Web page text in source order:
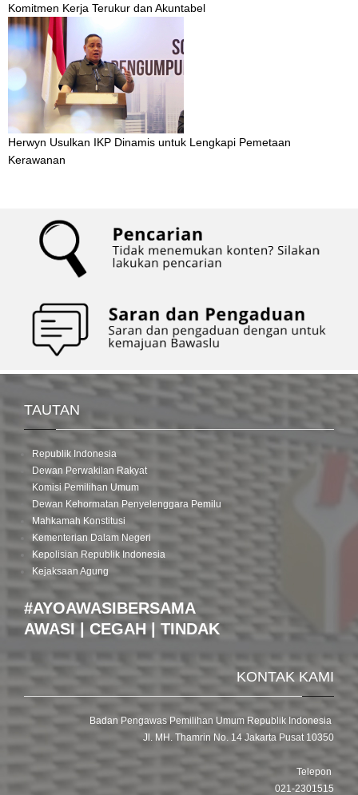
Komitmen Kerja Terukur dan Akuntabel
Herwyn Usulkan IKP Dinamis untuk Lengkapi Pemetaan
Kerawanan
TAUTAN
Republik Indonesia
Dewan Perwakilan Rakyat
Komisi Pemilihan Umum
Dewan Kehormatan Penyelenggara Pemilu
Mahkamah Konstitusi
Kementerian Dalam Negeri
Kepolisian Republik Indonesia
Kejaksaan Agung
#AYOAWASIBERSAMA
AWASI | CEGAH | TINDAK
KONTAK KAMI
Badan Pengawas Pemilihan Umum Republik Indonesia
Jl. MH. Thamrin No. 14 Jakarta Pusat 10350
Telepon
021-2301515